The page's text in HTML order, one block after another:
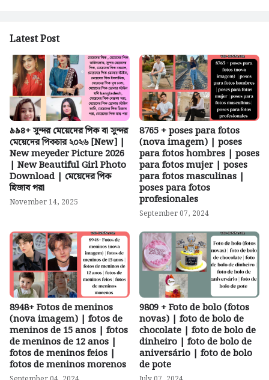
Latest Post
৯৯৪+ সুন্দর মেয়েদের পিক বা সুন্দর
মেয়েদের পিকচার ২০২৬ [New] |
New meyeder Picture 2026
| New Beautiful Girl Photo
Download | মেয়েদের পিক
হিজাব পরা
November 14, 2025
8765 + poses para fotos
(nova imagem) | poses
para fotos hombres | poses
para fotos mujer | poses
para fotos masculinas |
poses para fotos
profesionales
September 07, 2024
8948+ Fotos de meninos
(nova imagem) | fotos de
meninos de 15 anos | fotos
de meninos de 12 anos |
fotos de meninos feios |
fotos de meninos morenos
9809 + Foto de bolo (fotos
novas) | foto de bolo de
chocolate | foto de bolo de
dinheiro | foto de bolo de
aniversário | foto de bolo
de pote